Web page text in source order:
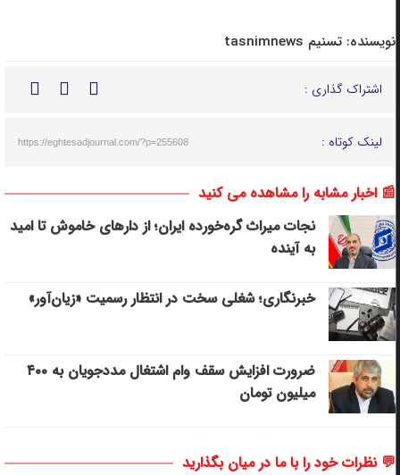
نویسنده: تسنیم tasnimnews
اشتراک گذاری :
لینک کوتاه : https://eghtesadjournal.com/?p=255608
📰 اخبار مشابه را مشاهده می کنید
نجات میراث گره‌خورده ایران؛ از دارهای خاموش تا امید
به آینده
خبرنگاری؛ شغلی سخت در انتظار رسمیت «زیان‌آور»
ضرورت افزایش سقف وام اشتغال مددجویان به ۴۰۰
میلیون تومان
💬 نظرات خود را با ما در میان بگذارید